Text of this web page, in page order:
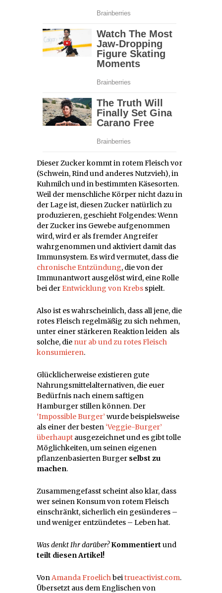
Dieser Zucker kommt in rotem Fleisch vor
(Schwein, Rind und anderes Nutzvieh), in
Kuhmilch und in bestimmten Käsesorten.
Weil der menschliche Körper nicht dazu in
der Lage ist, diesen Zucker natürlich zu
produzieren, geschieht Folgendes: Wenn
der Zucker ins Gewebe aufgenommen
wird, wird er als fremder Angreifer
wahrgenommen und aktiviert damit das
Immunsystem. Es wird vermutet, dass die
chronische Entzündung, die von der
Immunantwort ausgelöst wird, eine Rolle
bei der Entwicklung von Krebs spielt.
Also ist es wahrscheinlich, dass all jene, die
rotes Fleisch regelmäßig zu sich nehmen,
unter einer stärkeren Reaktion leiden als
solche, die nur ab und zu rotes Fleisch
konsumieren.
Glücklicherweise existieren gute
Nahrungsmittelalternativen, die euer
Bedürfnis nach einem saftigen
Hamburger stillen können. Der
‘Impossible Burger’ wurde beispielsweise
als einer der besten ‘Veggie-Burger’
überhaupt ausgezeichnet und es gibt tolle
Möglichkeiten, um seinen eigenen
pflanzenbasierten Burger selbst zu
machen.
Zusammengefasst scheint also klar, dass
wer seinen Konsum von rotem Fleisch
einschränkt, sicherlich ein gesünderes –
und weniger entzündetes – Leben hat.
Was denkt Ihr darüber?Kommentiert und
teilt diesen Artikel!
VonAmanda Froelichbeitrueactivist.com.
Übersetzt aus dem Englischen von